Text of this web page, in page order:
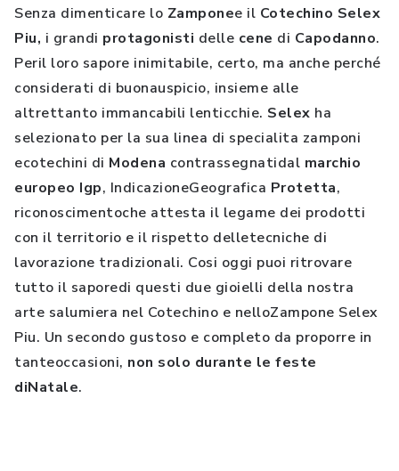
Senza dimenticare lo Zamponee il Cotechino Selex
Piu, i grandi protagonisti delle cene di Capodanno.
Peril loro sapore inimitabile, certo, ma anche perché
considerati di buonauspicio, insieme alle
altrettanto immancabili lenticchie. Selex ha
selezionato per la sua linea di specialita zamponi
ecotechini di Modena contrassegnatidal marchio
europeo Igp, IndicazioneGeografica Protetta,
riconoscimentoche attesta il legame dei prodotti
con il territorio e il rispetto delletecniche di
lavorazione tradizionali. Cosi oggi puoi ritrovare
tutto il saporedi questi due gioielli della nostra
arte salumiera nel Cotechino e nelloZampone Selex
Piu. Un secondo gustoso e completo da proporre in
tanteoccasioni, non solo durante le feste
diNatale.